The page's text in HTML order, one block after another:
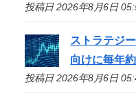
投稿日 2026年8月6日
ストラテジ
向けに毎年
投稿日 2026年8月6日